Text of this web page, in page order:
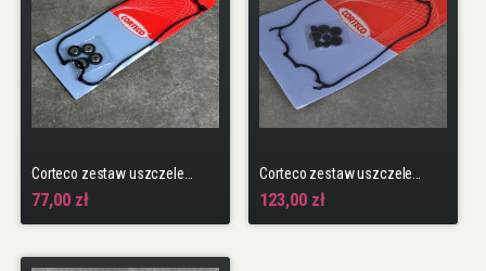
77,00 zł 123,00 zł